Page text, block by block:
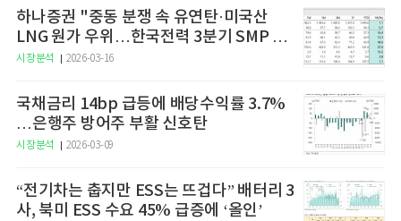
하나증권 "중동 분쟁 속 유연탄·미국산
LNG 원가 우위…한국전력 3분기 SMP 상
승 전망"
시장분석 2026-03-16
국채금리 14bp 급등에 배당수익률 3.7%
…은행주 방어주 부활 신호탄
시장분석 2026-03-09
“전기차는 춥지만 ESS는 뜨겁다” 배터리 3
사, 북미 ESS 수요 45% 급증에 ‘올인’